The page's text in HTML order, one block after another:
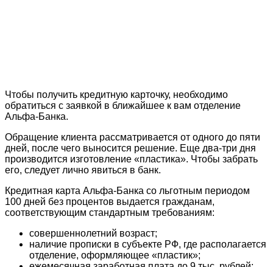
Чтобы получить кредитную карточку, необходимо
обратиться с заявкой в ближайшее к вам отделение
Альфа-Банка.
Обращение клиента рассматривается от одного до пяти
дней, после чего выносится решение. Еще два-три дня
производится изготовление «пластика». Чтобы забрать
его, следует лично явиться в банк.
Кредитная карта Альфа-Банка со льготным периодом
100 дней без процентов выдается гражданам,
соответствующим стандартным требованиям:
совершеннолетний возраст;
наличие прописки в субъекте РФ, где располагается
отделение, оформляющее «пластик»;